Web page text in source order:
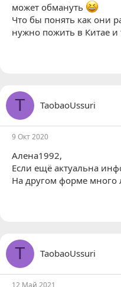
может обмануть
Что бы понять как они
нужно пожить в Китае и
T TaobaoUssuri
9 Окт 2020
Алена1992,
Если ещё актуальна
На другом форме много
T TaobaoUssuri
12 Май 2021